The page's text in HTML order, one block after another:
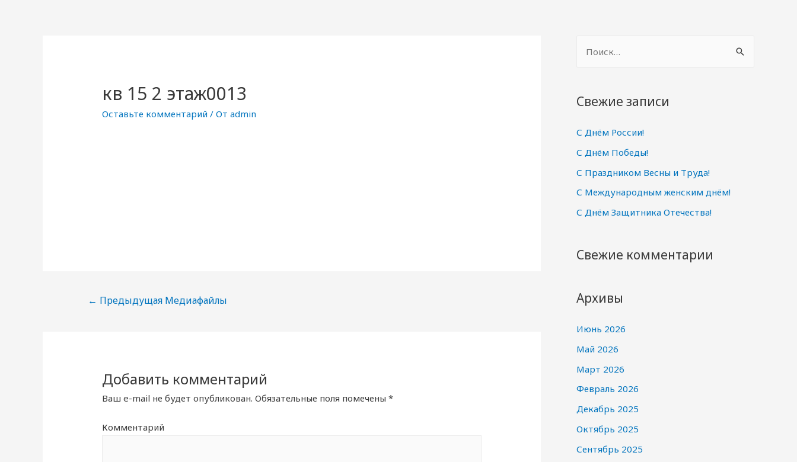
кв 15 2 этаж0013
Оставьте комментарий / От admin
Навигация
← Предыдущая Медиафайлы
Добавить комментарий
Ваш e-mail не будет опубликован. Обязательные поля помечены*
Комментарий
т
:
Свежие записи
С Днём России!
С Днём Победы!
С Праздником Весны и Труда!
С Международным женским днём!
С Днём Защитника Отечества!
Свежие комментарии
Архивы
Июнь 2026
Май 2026
Март 2026
Февраль 2026
Декабрь 2025
Октябрь 2025
Сентябрь 2025